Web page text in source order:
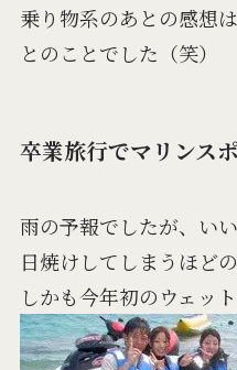
乗り物系のあとの感想
とのことでした（笑）
卒業旅行でマリンス
雨の予報でしたが、い
日焼けしてしまうほど
しかも今年初のウェッ